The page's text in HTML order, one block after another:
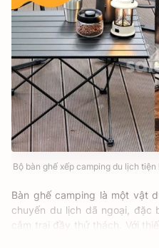
Bộ bàn ghế xếp camping du lịch
Bàn ghế camping là một vật
chuyến du lịch dã ngoại, đặc
cắm trại đầy thử thách. Với